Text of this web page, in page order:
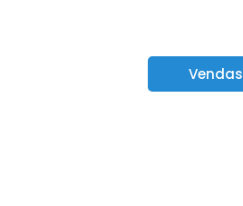
Vendas